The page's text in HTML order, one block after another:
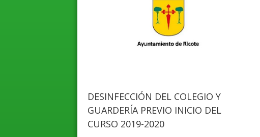
DESINFECCIÓN DEL COLEGIO Y
GUARDERÍA PREVIO INICIO DEL
CURSO 2019-2020